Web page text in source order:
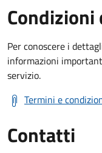
Per conoscere i
informazioni
servizio.
Termini e
Contatti